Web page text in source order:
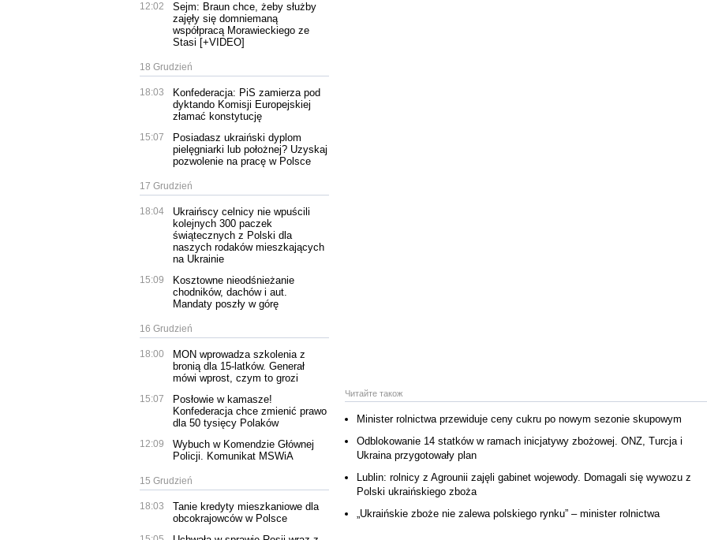
12:02
Sejm: Braun chce, żeby służby
zajęły się domniemaną
współpracą Morawieckiego ze
Stasi [+VIDEO]
18 Grudzień
18:03
Konfederacja: PiS zamierza pod
dyktando Komisji Europejskiej
złamać konstytucję
15:07
Posiadasz ukraiński dyplom
pielęgniarki lub położnej? Uzyskaj
pozwolenie na pracę w Polsce
17 Grudzień
18:04
Ukraińscy celnicy nie wpuścili
kolejnych 300 paczek
świątecznych z Polski dla
naszych rodaków mieszkających
na Ukrainie
15:09
Kosztowne nieodśnieżanie
chodników, dachów i aut.
Mandaty poszły w górę
16 Grudzień
18:00
MON wprowadza szkolenia z
bronią dla 15-latków. Generał
mówi wprost, czym to grozi
15:07
Posłowie w kamasze!
Konfederacja chce zmienić prawo
dla 50 tysięcy Polaków
12:09
Wybuch w Komendzie Głównej
Policji. Komunikat MSWiA
15 Grudzień
18:03
Tanie kredyty mieszkaniowe dla
obcokrajowców w Polsce
Читайте також
Minister rolnictwa przewiduje ceny cukru po nowym sezonie skupowym
Odblokowanie 14 statków w ramach inicjatywy zbożowej. ONZ, Turcja i
Ukraina przygotowały plan
Lublin: rolnicy z Agrounii zajęli gabinet wojewody. Domagali się wywozu z
Polski ukraińskiego zboża
„Ukraińskie zboże nie zalewa polskiego rynku” – minister rolnictwa